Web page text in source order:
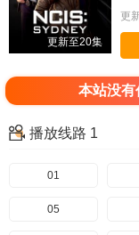
更新至20集
更
本站没有
播放线路 1
01
05